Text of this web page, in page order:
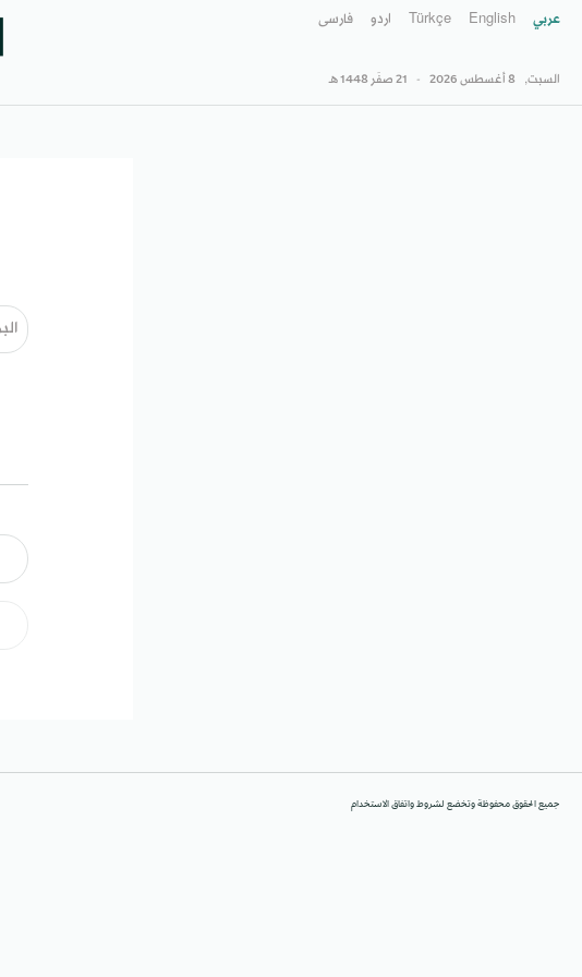
عربي English
Türkçe اردو فارسى
السبت, 8 أغسطس 2026 - 21 صفَر 1448 هـ
جميع الحقوق محفوظة وتخضع لشروط واتفاق الاستخدام